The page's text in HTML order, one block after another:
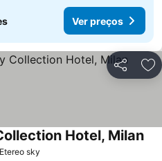
Ver preços
Partilhar
sky
Hotel, Milan